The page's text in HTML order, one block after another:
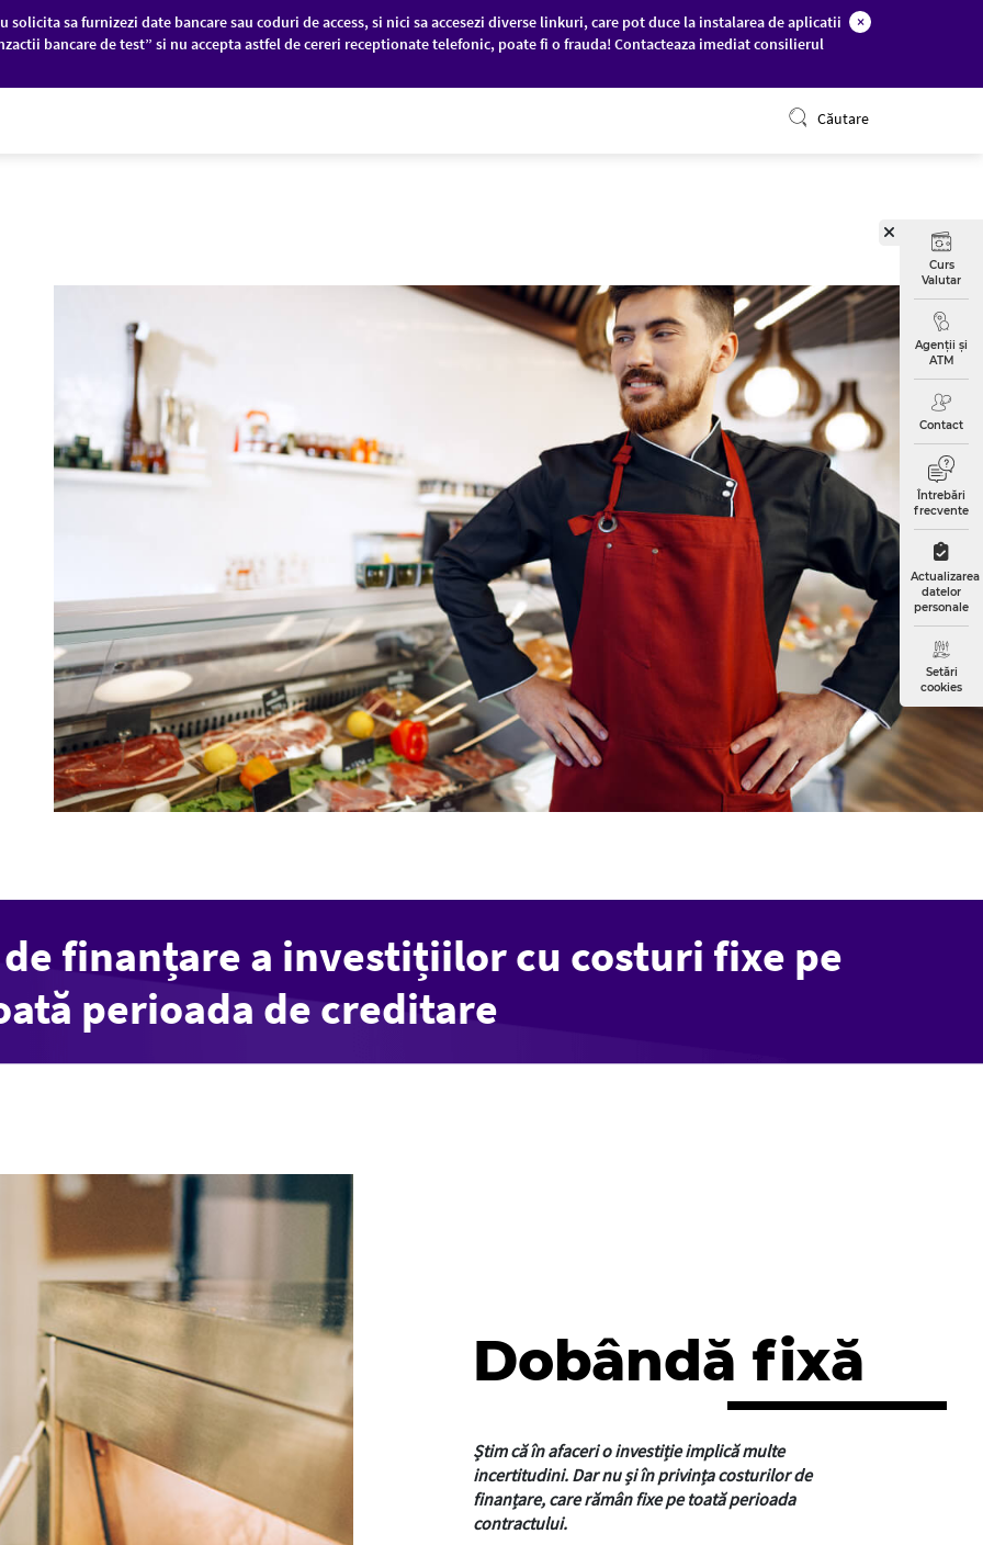
sa furnizezi date bancare sau coduri de access, si nici sa accesezi diverse linkuri, care pot duce la instalarea de aplicatii
bancare de test” si nu accepta astfel de cereri receptionate telefonic, poate fi o frauda! Contacteaza imediat consilierul
×
Căutare
Curs
Valutar
Agenții și
ATM
Contact
Întrebări
frecvente
Actualizarea
datelor
personale
Setări
cookies
finanțare a investițiilor cu costuri fixe pe
perioada de creditare
Dobândă fixă
Știm că în afaceri o investiție implică multe
incertitudini. Dar nu și în privința costurilor de
finanțare, care rămân fixe pe toată perioada
contractului.